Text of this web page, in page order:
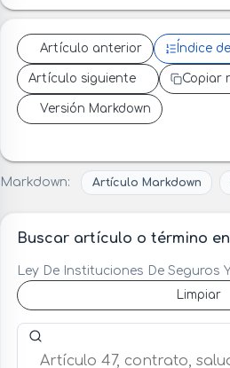
Artículo anterior Índice
Artículo siguiente Copiar
Versión Markdown
Markdown: Artículo Markdown
Buscar artículo o término
Ley De Instituciones De Seguros
Limpiar
Buscar artículo o término en